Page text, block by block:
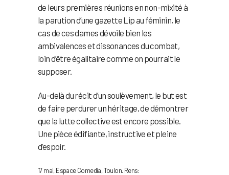
de leurs premières réunions en non-mixité à
la parution d’une gazette Lip au féminin, le
cas de ces dames dévoile bien les
ambivalences et dissonances du combat,
loin d’être égalitaire comme on pourrait le
supposer.
Au-delà du récit d’un soulèvement, le but est
de faire perdurer un héritage, de démontrer
que la lutte collective est encore possible.
Une pièce édifiante, instructive et pleine
d’espoir.
17 mai, Espace Comedia, Toulon. Rens: